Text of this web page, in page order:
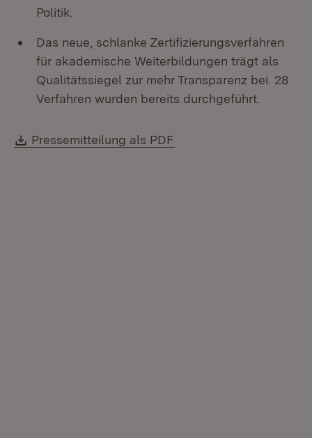
Politik.
Das neue, schlanke Zertifizierungsverfahren
für akademische Weiterbildungen trägt als
Qualitätssiegel zur mehr Transparenz bei. 28
Verfahren wurden bereits durchgeführt.
Download:
Pressemitteilung als PDF